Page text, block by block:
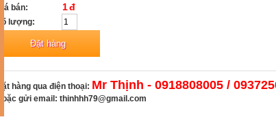
Giá bán:
1 đ
Số lượng:
Đặt hàng qua điện thoại: Mr Thịnh - 0918808005 /
Hoặc gửi email: thinhhh79@gmail.com